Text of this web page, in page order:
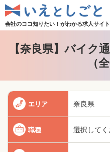
会社のココ知りたい！がわかる求人サイト
【奈良県】バイク
（
エリア 奈良県
職種 選択して